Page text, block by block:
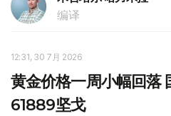
编译
12:31, 30 7月 2026
黄金价格一周小幅回落
61889坚戈